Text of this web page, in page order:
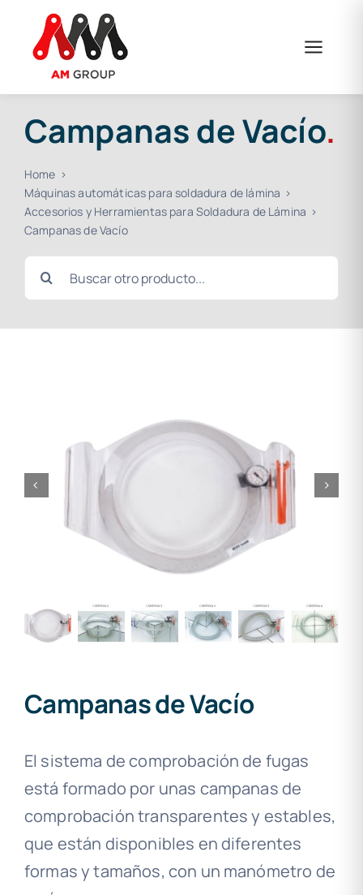
contenido
Campanas de Vacío.
Home
Máquinas automáticas para soldadura de lámina
Accesorios y Herramientas para Soldadura de Lámina
Campanas de Vacío
Buscar:
Campanas de Vacío
El sistema de comprobación de fugas
está formado por unas campanas de
comprobación transparentes y estables,
que están disponibles en diferentes
formas y tamaños, con un manómetro de